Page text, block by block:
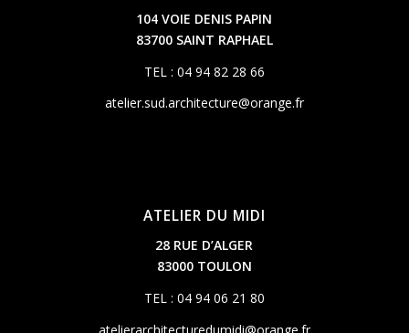
104 VOIE DENIS PAPIN
83700 SAINT RAPHAEL
TEL : 04 94 82 28 66
atelier.sud.architecture@orange.fr
ATELIER DU MIDI
28 RUE D’ALGER
83000 TOULON
TEL : 04 94 06 21 80